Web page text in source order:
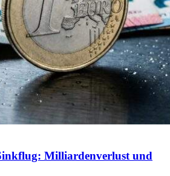
Milliardenverlust und